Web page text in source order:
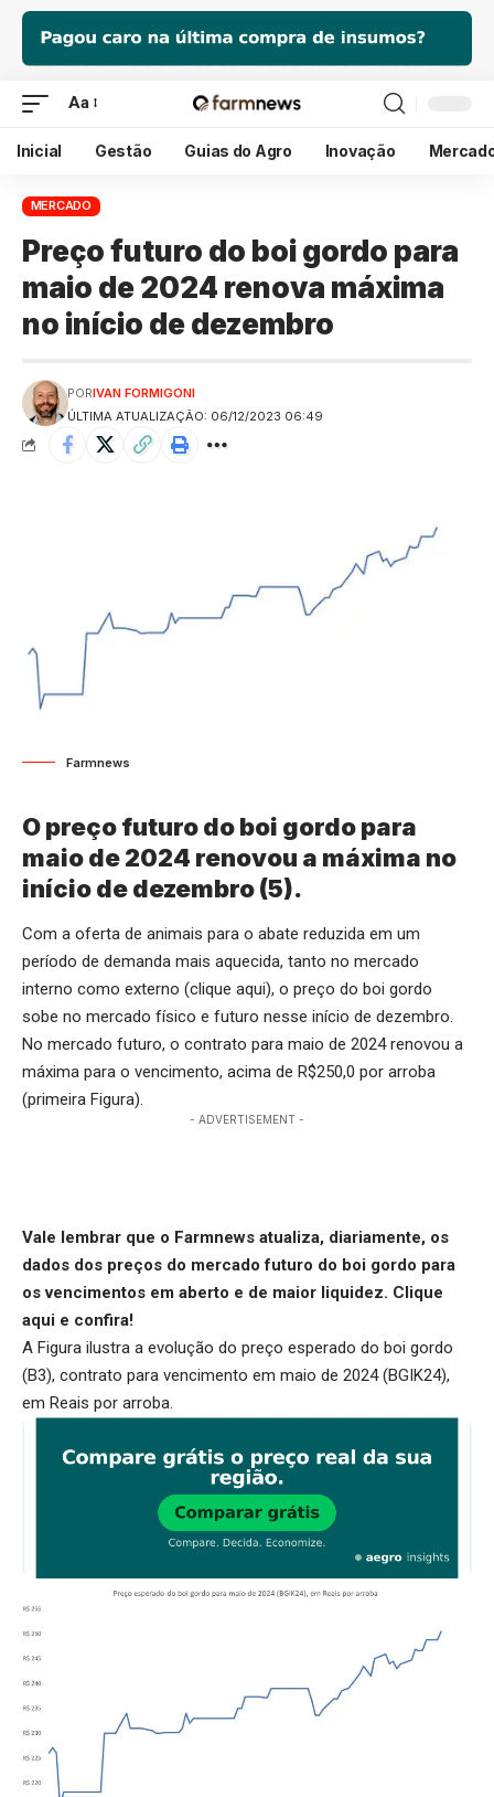
Aa
Inicial Gestão Guias do Agro Inovação
MERCADO
Preço futuro do boi gordo para
maio de 2024 renova máxima
no início de dezembro
ÚLTIMA ATUALIZAÇÃO: 06/12/2023 06:49
PORIVAN FORMIGONI
Farmnews
O preço futuro do boi gordo para
maio de 2024 renovou a máxima no
início de dezembro (5).
Com a oferta de animais para o abate reduzida em um
período de demanda mais aquecida, tanto no mercado
interno como externo (clique aqui), o preço do boi gordo
sobe no mercado físico e futuro nesse início de dezembro.
No mercado futuro, o contrato para maio de 2024 renovou a
máxima para o vencimento, acima de R$250,0 por arroba
(primeira Figura).
- ADVERTISEMENT -
Vale lembrar que o Farmnews atualiza, diariamente, os
dados dos preços do mercado futuro do boi gordo para
os vencimentos em aberto e de maior liquidez. Clique
aqui e confira!
A Figura ilustra a evolução do preço esperado do boi gordo
(B3), contrato para vencimento em maio de 2024 (BGIK24),
em Reais por arroba.